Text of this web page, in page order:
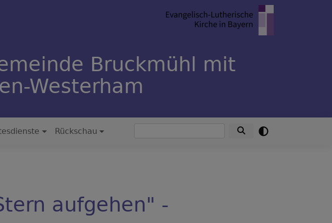
Bruckmühl mit
Westerham
Rückschau
aufgehen" -